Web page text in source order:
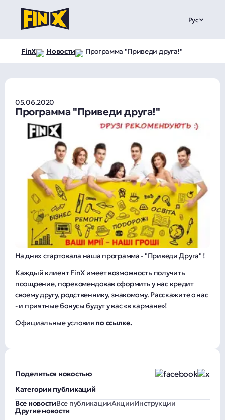
Рус
FinX Новости Программа "Приведи друга!"
05.06.2020
Программа "Приведи друга!"
На днях стартовала наша программа - "Приведи Друга" !
Каждый клиент FinX имеет возможность получить
поощрение, порекомендовав оформить у нас кредит
своему другу, родственнику, знакомому. Расскажите о нас
- и приятные бонусы будут у вас «в кармане»!
Официальные условия по ссылке.
Поделиться новостью
Категории публикаций
Все новостиВсе публикацииАкцииИнструкции
Другие новости